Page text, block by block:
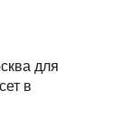
для
в